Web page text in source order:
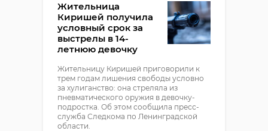
Жительница
Киришей получила
условный срок за
выстрелы в 14-
летнюю девочку
Жительницу Киришей приговорили к
трем годам лишения свободы условно
за хулиганство: она стреляла из
пневматического оружия в девочку-
подростка. Об этом сообщила пресс-
служба Следкома по Ленинградской
области.